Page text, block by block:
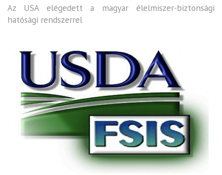
Az USA elégedett a magyar élelmiszer-biztonsági
hatósági rendszerrel